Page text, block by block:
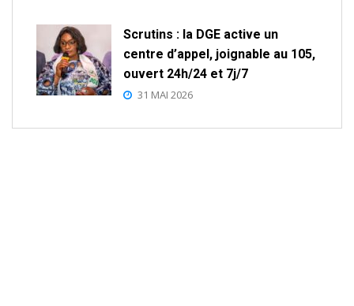
Scrutins : la DGE active un
centre d’appel, joignable au 105,
ouvert 24h/24 et 7j/7
31 MAI 2026